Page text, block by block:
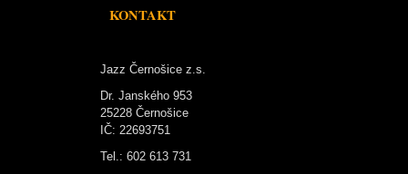
KONTAKT
Jazz Černošice z.s.
Dr. Janského 953
25228 Černošice
IČ: 22693751
Tel.: 602 613 731